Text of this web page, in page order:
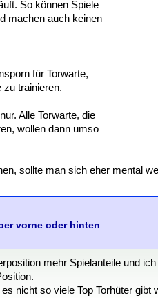
So können Spiele
machen auch keinen
für Torwarte,
zu trainieren.
Alle Torwarte, die
wollen dann umso
sollte man sich eher mental
vorne oder hinten
mehr Spielanteile und
nicht so viele Top Torhüter